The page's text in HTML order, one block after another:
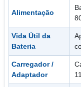
Alimentação
Vida Útil da
Bateria
Carregador /
Adaptador